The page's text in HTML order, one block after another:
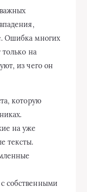
Ошибка многих
только на
из чего он
которую
на уже
тексты.
собственными